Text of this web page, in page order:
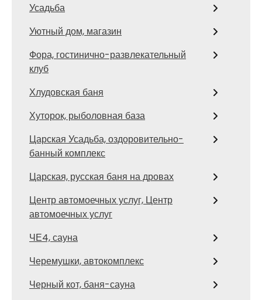
Усадьба
Уютный дом, магазин
Фора, гостинично-развлекательный
клуб
Хлудовская баня
Хуторок, рыболовная база
Царская Усадьба, оздоровительно-
банный комплекс
Царская, русская баня на дровах
Центр автомоечных услуг, Центр
автомоечных услуг
ЧЕ4, сауна
Черемушки, автокомплекс
Черный кот, баня-сауна